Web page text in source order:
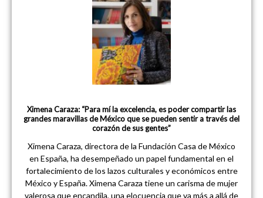
Ximena Caraza: “Para mí la excelencia, es poder compartir las
grandes maravillas de México que se pueden sentir a través del
corazón de sus gentes”
Ximena Caraza, directora de la Fundación Casa de México
en España, ha desempeñado un papel fundamental en el
fortalecimiento de los lazos culturales y económicos entre
México y España. Ximena Caraza tiene un carisma de mujer
valerosa que encandila, una elocuencia que va más a allá de